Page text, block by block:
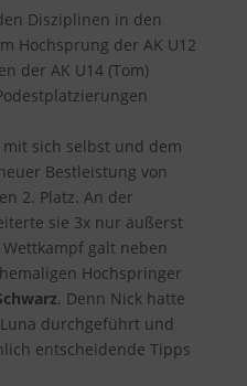
Disziplinen in den
Hochsprung der AK U12
der AK U14 (Tom)
sich selbst und dem
Bestleistung von
2. Platz. An der
sie 3x nur äußerst
galt neben
Hochspringer
. Denn Nick hatte
durchgeführt und
entscheidende Tipps